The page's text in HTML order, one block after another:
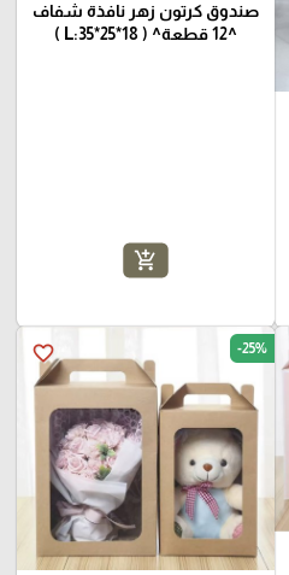
صندوق كرتون زهر نافذة شفاف
^12 قطعة^ ( L:35*25*18 )
add_shopping_cart
favorite_border -25%